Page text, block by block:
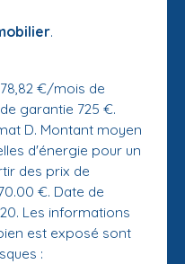
.
€/mois de
garantie 725 €.
D. Montant moyen
d'énergie pour un
des prix de
€. Date de
Les informations
est exposé sont
: